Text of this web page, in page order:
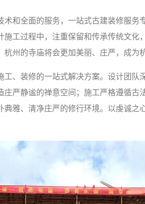
和全面的服务，一站式古建装修服务
工过程中，注重保留和传承传统文化
州的寺庙将会更加美丽、庄严，成为
、装修的一站式解决方案。设计团队
严静谧的禅意空间；施工严格遵循古
雅、清净庄严的修行环境。以虔诚之